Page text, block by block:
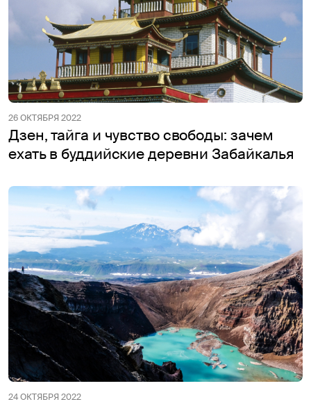
26 ОКТЯБРЯ 2022
Дзен, тайга и чувство свободы: зачем
ехать в буддийские деревни Забайкалья
24 ОКТЯБРЯ 2022